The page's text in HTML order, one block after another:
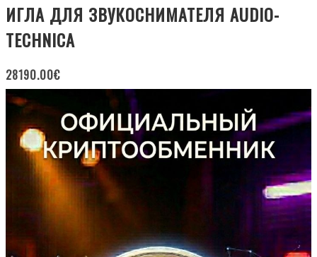
ИГЛА ДЛЯ ЗВУКОСНИМАТЕЛЯ AUDIO-
TECHNICA
28190.00€